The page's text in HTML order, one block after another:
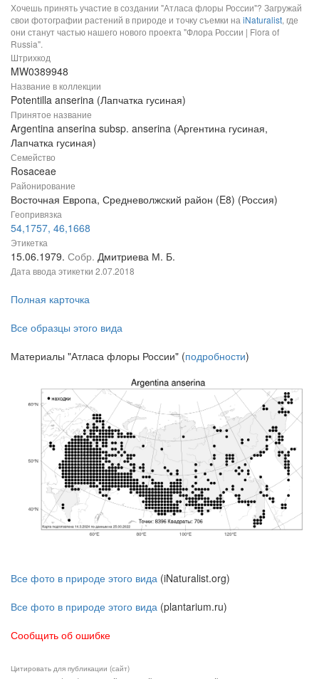
Хочешь принять участие в создании "Атласа флоры России"? Загружай
свои фотографии растений в природе и точку съемки на iNaturalist, где
они станут частью нашего нового проекта "Флора России | Flora of
Russia".
Штрихкод
MW0389948
Название в коллекции
Potentilla anserina (Лапчатка гусиная)
Принятое название
Argentina anserina subsp. anserina (Аргентина гусиная,
Лапчатка гусиная)
Семейство
Rosaceae
Районирование
Восточная Европа, Средневолжский район (E8) (Россия)
Геопривязка
54,1757, 46,1668
Этикетка
15.06.1979. Собр. Дмитриева М. Б.
Дата ввода этикетки 2.07.2018
Полная карточка
Все образцы этого вида
Материалы "Атласа флоры России" (подробности)
Все фото в природе этого вида (iNaturalist.org)
Все фото в природе этого вида (plantarium.ru)
Сообщить об ошибке
Цитировать для публикации (сайт)